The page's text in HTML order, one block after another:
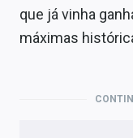
Política
que já vinha
máximas